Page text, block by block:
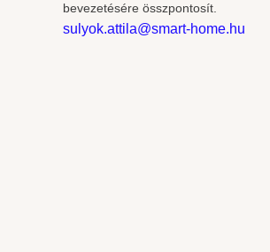
bevezetésére összpontosít.
sulyok.attila@smart-home.hu